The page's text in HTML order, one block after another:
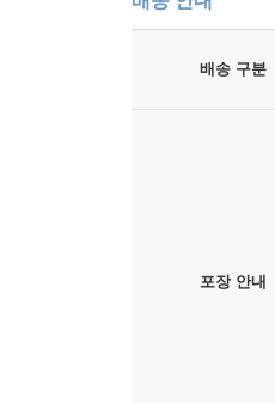
배송 구분
포장 안내